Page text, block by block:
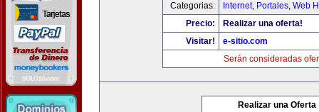
Categorias:
Internet, Portales, Web
Precio:
Realizar una oferta!
Visitar!
e-sitio.com
Serán consideradas
Realizar una Oferta